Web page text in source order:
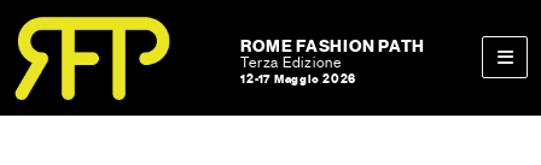
Skip to content
Skip to footer
ROME FASHION PATH
Terza Edizione
12-17 Maggio 2026